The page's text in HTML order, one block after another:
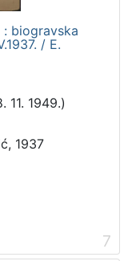
: biogravska
/ E.
11. 1949.)
1937
7